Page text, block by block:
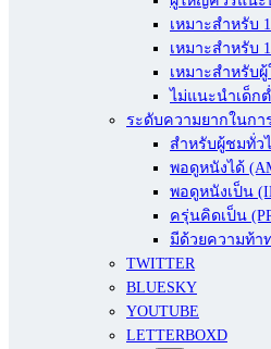
เหมาะสำหรับ
เหมาะสำหรับ
เหมาะสำหรับ
ไม่แนะนำเด็กต่
ระดับความยากในกา
สำหรับผู้ชมทั่ว
พอดูหนังได้
พอดูหนังเป็น
ครุ่นคิดเป็น
มีด้วยความท้า
TWITTER
BLUESKY
YOUTUBE
LETTERBOXD